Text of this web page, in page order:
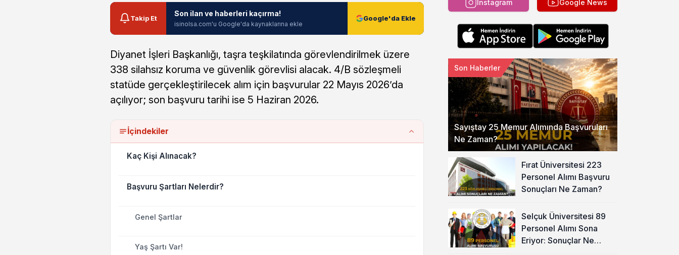
Takip Et
Son ilan ve haberleri kaçırma!
isinolsa.com'u Google'da kaynaklarına ekle
Google'da Ekle
Diyanet İşleri Başkanlığı, taşra teşkilatında görevlendirilmek üzere
338 silahsız koruma ve güvenlik görevlisi alacak. 4/B sözleşmeli
statüde gerçekleştirilecek alım için başvurular 22 Mayıs 2026’da
açılıyor; son başvuru tarihi ise 5 Haziran 2026.
İçindekiler
Kaç Kişi Alınacak?
Başvuru Şartları Nelerdir?
Genel Şartlar
Yaş Şartı Var!
Instagram Google News
Sayıştay 25 Memur Alımında Başvuruları
Ne Zaman?
Son Haberler
Fırat Üniversitesi 223
Personel Alımı Başvuru
Sonuçları Ne Zaman?
Selçuk Üniversitesi 89
Personel Alımı Sona
Eriyor: Sonuçlar Ne